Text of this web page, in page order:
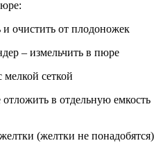
очистить от плодоножек
– измельчить в пюре
мелкой сеткой
в отдельную емкость
(желтки не понадобятся)